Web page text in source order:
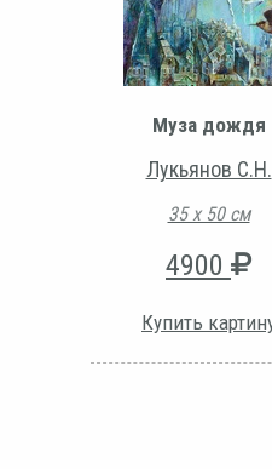
Муза дождя
Лукьянов С.Н.
35 х 50 см
4900
Купить